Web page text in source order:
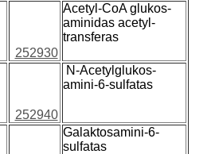
252930
Acetyl-CoA glukos-
aminidas acetyl-
transferas
252940
N-Acetylglukos-
amini-6-sulfatas
Galaktosamini-6-
sulfatas